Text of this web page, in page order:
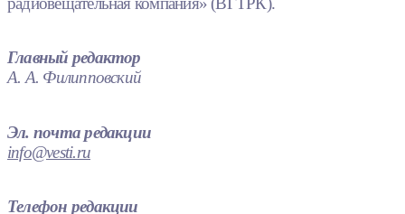
Главный редактор
А. А. Филипповский
Эл. почта редакции
info@vesti.ru
Телефон редакции